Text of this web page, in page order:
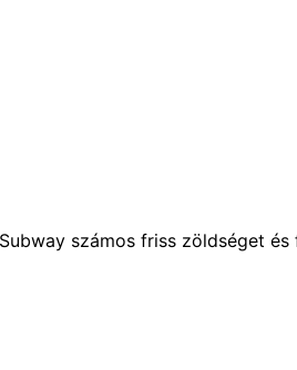
számos friss zöldséget